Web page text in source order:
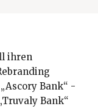
ihren
Bank“ -
Bank“